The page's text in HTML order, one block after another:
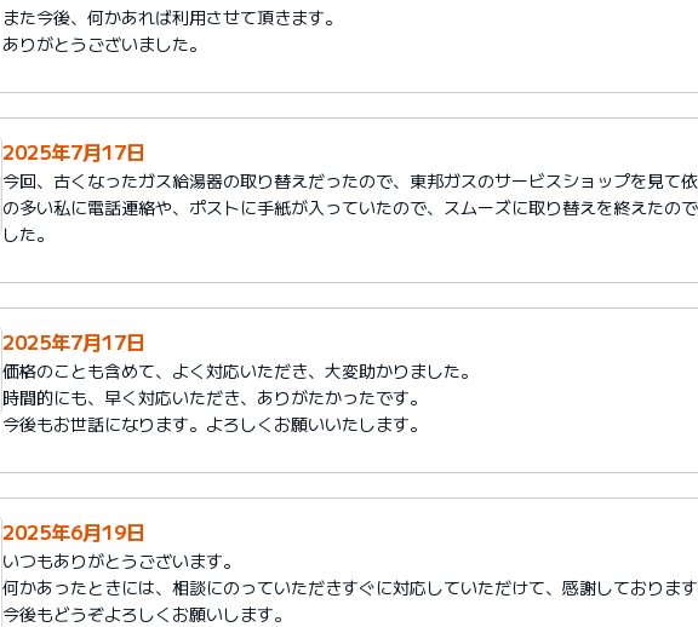
また今後、何かあれば利用させて頂きます。
ありがとうございました。
2025年7月17日
今回、古くなったガス給湯器の取り替えだったので、東邦ガスのサービスショップを見て
の多い私に電話連絡や、ポストに手紙が入っていたので、スムーズに取り替えを終えたの
した。
2025年7月17日
価格のことも含めて、よく対応いただき、大変助かりました。
時間的にも、早く対応いただき、ありがたかったです。
今後もお世話になります。よろしくお願いいたします。
2025年6月19日
いつもありがとうございます。
何かあったときには、相談にのっていただきすぐに対応していただけて、感謝しております
今後もどうぞよろしくお願いします。